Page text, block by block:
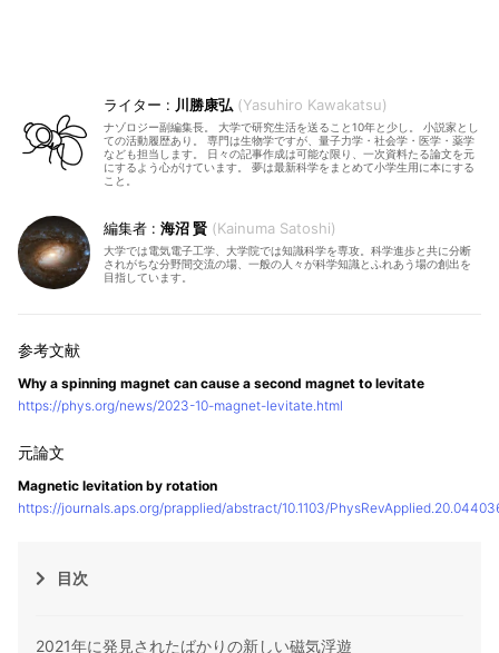
川勝康弘 Yasuhiro Kawakatsu
ナゾロジー副編集長。 大学で研究生活を送ること10年と少し。 小説家とし
ての活動履歴あり。 専門は生物学ですが、量子力学・社会学・医学・薬学
なども担当します。 日々の記事作成は可能な限り、一次資料たる論文を元
にするよう心がけています。 夢は最新科学をまとめて小学生用に本にする
こと。
海沼 賢 Kainuma Satoshi
大学では電気電子工学、大学院では知識科学を専攻。科学進歩と共に分断
されがちな分野間交流の場、一般の人々が科学知識とふれあう場の創出を
目指しています。
Why a spinning magnet can cause a second magnet to levitate
https://phys.org/news/2023-10-magnet-levitate.html
Magnetic levitation by rotation
https://journals.aps.org/prapplied/abstract/10.1103/
目次
2021年に発見されたばかりの新しい磁気浮遊